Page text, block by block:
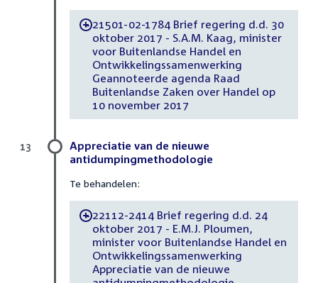
-21501-02-1784 Brief regering d.d. 30
oktober 2017 - S.A.M. Kaag, minister
voor Buitenlandse Handel en
Ontwikkelingssamenwerking
Geannoteerde agenda Raad
Buitenlandse Zaken over Handel op
10 november 2017
Appreciatie van de nieuwe
antidumpingmethodologie
Te behandelen:
-22112-2414 Brief regering d.d. 24
oktober 2017 - E.M.J. Ploumen,
minister voor Buitenlandse Handel en
Ontwikkelingssamenwerking
Appreciatie van de nieuwe
13